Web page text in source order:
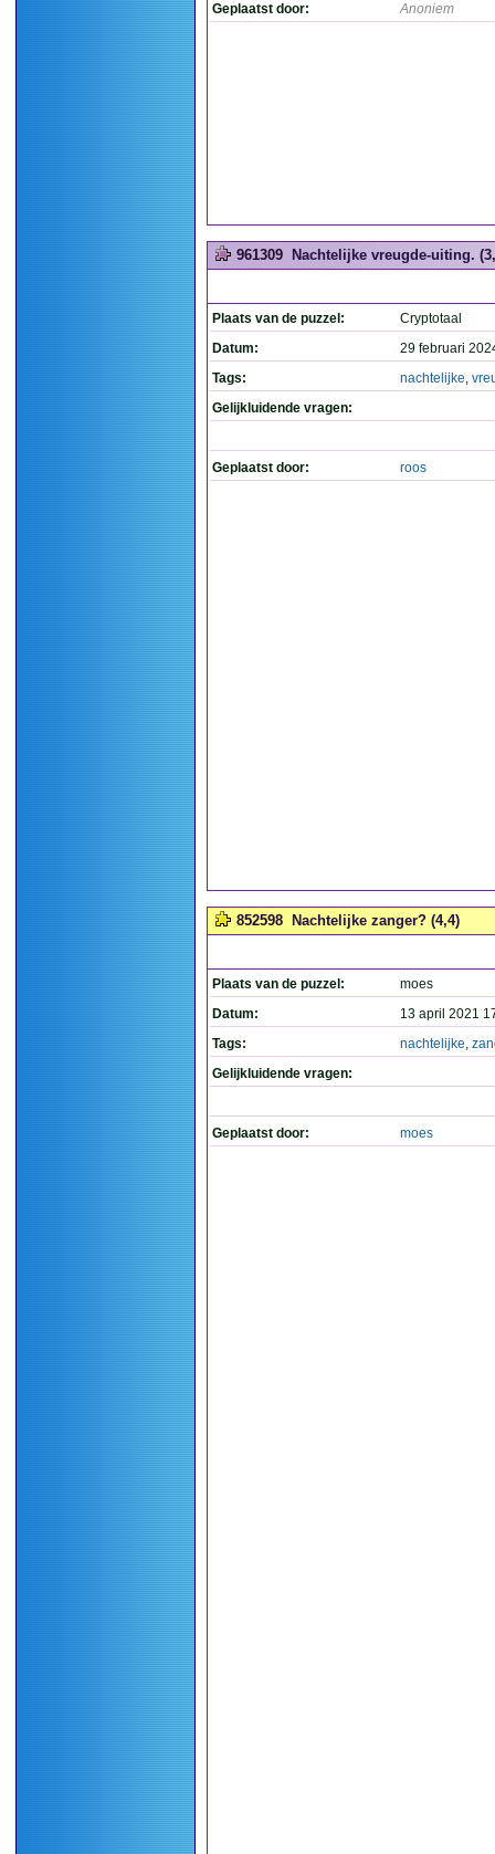
Geplaatst door: Anoniem
961309 Nachtelijke vreugde-uiting.
Plaats van de puzzel:
Cryptotaal
Datum:
29 februari
Tags:
nachtelijke,
Gelijkluidende vragen:
Geplaatst door: roos
852598 Nachtelijke zanger? (4,4)
Plaats van de puzzel:
moes
Datum:
13 april 2021
Tags:
nachtelijke,
Gelijkluidende vragen:
Geplaatst door: moes